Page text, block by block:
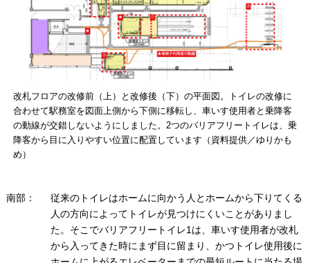
改札フロアの改修前（上）と改修後（下）の平面図。トイレの改修に
合わせて駅務室を図面上側から下側に移転し、車いす使用者と乗降客
の動線が交錯しないようにしました。2つのバリアフリートイレは、乗
降客から目に入りやすい位置に配置しています（資料提供／ゆりかも
め）
南部：
従来のトイレはホームに向かう人とホームから下りてくる
人の方向によってトイレが見つけにくいことがありまし
た。そこでバリアフリートイレ1は、車いす使用者が改札
から入ってきた時にまず目に留まり、かつトイレ使用後に